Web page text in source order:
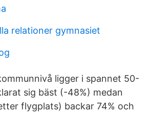
relationer gymnasiet
ligger i spannet 50-
sig bäst (-48%) medan
flygplats) backar 74% och